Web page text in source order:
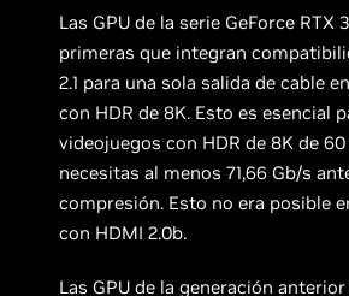
Las GPU de la serie GeForce RTX
primeras que integran
2.1 para una sola salida de cable
con HDR de 8K. Esto es esencial
videojuegos con HDR de 8K de 60
necesitas al menos 71,66 Gb/s
compresión. Esto no era posible
con HDMI 2.0b.
Las GPU de la generación